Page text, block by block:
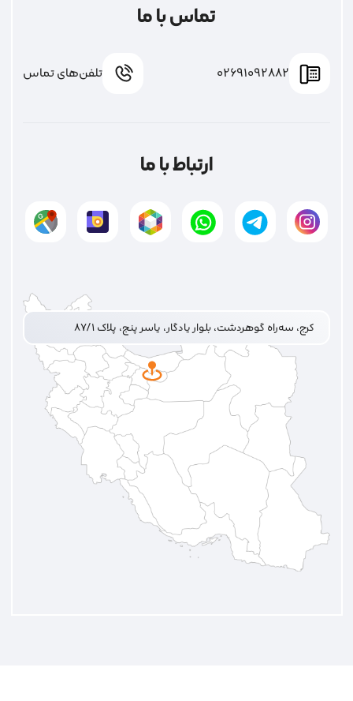
تماس با ما
02691092882 تلفن‌های تماس
ارتباط با ما
کرج، سه‌راه گوهردشت، بلوار یادگار، یاسر پنج، پلاک ۸۷/۱